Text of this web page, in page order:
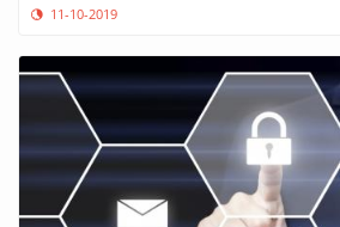
11-10-2019